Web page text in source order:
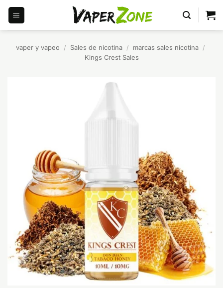
Saltar
contenido
vaper y vapeo / Sales de nicotina / marcas sales nicotina /
Kings Crest Sales